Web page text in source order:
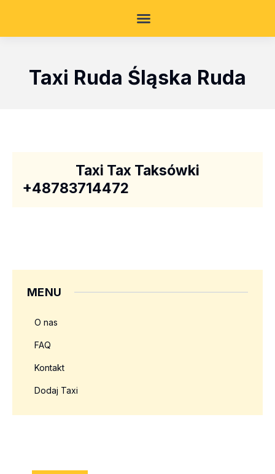
Taxi Ruda Śląska Ruda
Taxi Tax Taksówki
+48783714472
MENU
O nas
FAQ
Kontakt
Dodaj Taxi